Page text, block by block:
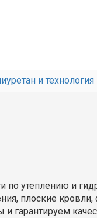
и
по утеплению и
плоские
гарантируем